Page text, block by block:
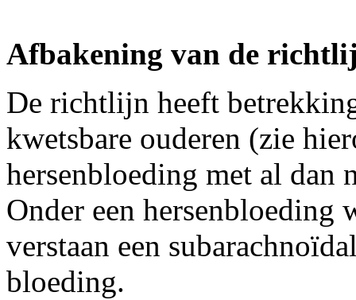
Afbakening van de
De richtlijn heeft
kwetsbare ouderen (zie
hersenbloeding met al dan
Onder een
verstaan een
bloeding.